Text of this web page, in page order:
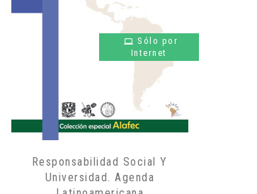
Sólo por
Internet
Responsabilidad Social Y
Universidad. Agenda